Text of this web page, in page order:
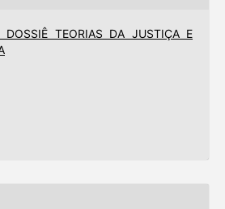
TEORIAS DA JUSTIÇA E